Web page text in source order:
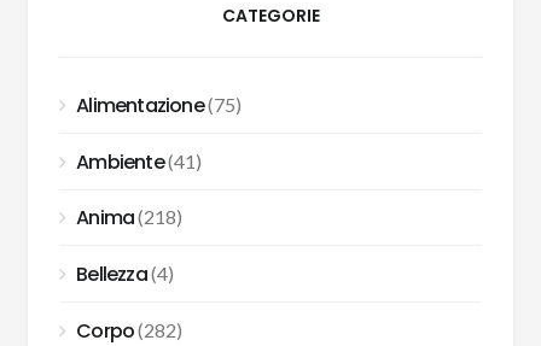
CATEGORIE
Alimentazione(75)
Ambiente(41)
Anima(218)
Bellezza(4)
Corpo(282)